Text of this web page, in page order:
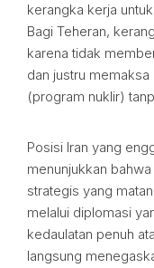
kerangka kerja
Bagi Teheran,
karena tidak
dan justru
(program nuklir)
Posisi Iran yang
menunjukkan
strategis yang
melalui diplomasi
kedaulatan penuh
langsung